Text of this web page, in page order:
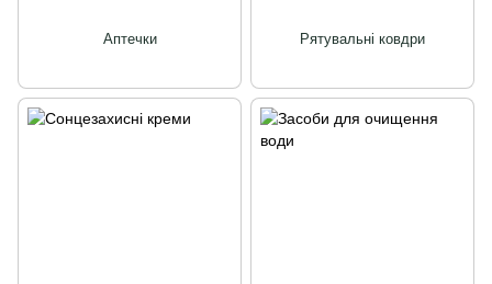
Аптечки Рятувальні ковдри